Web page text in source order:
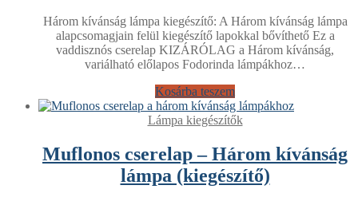
Három kívánság lámpa kiegészítő: A Három kívánság lámpa
alapcsomagjain felül kiegészítő lapokkal bővíthető Ez a
vaddisznós cserelap KIZÁRÓLAG a Három kívánság,
variálható előlapos Fodorinda lámpákhoz…
Kosárba teszem
Lámpa kiegészítők
Muflonos cserelap – Három kívánság
lámpa (kiegészítő)